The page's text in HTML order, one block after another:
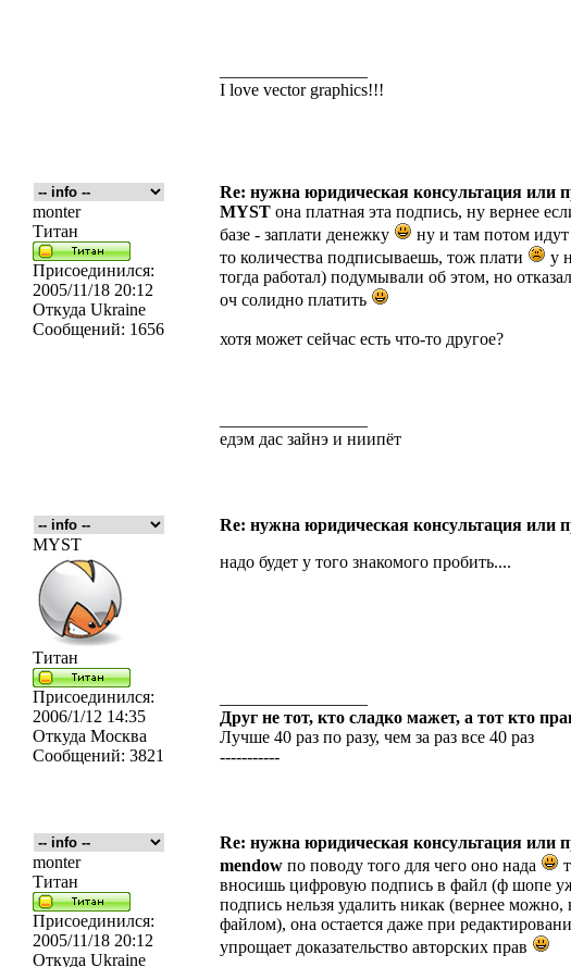
I love vector graphics!!!
Re: нужна юридическая консультация или
monter
Титан
Присоединился:
2005/11/18 20:12
Откуда Ukraine
Сообщений: 1656
MYST она платная эта подпись, ну вернее
базе - заплати денежку
ну и там потом
то количества подписываешь, тож плати
у
тогда работал) подумывали об этом, но
оч солидно платить
хотя может сейчас есть что-то другое?
едэм дас зайнэ и ниипёт
Re: нужна юридическая консультация или
MYST
Титан
Присоединился:
2006/1/12 14:35
Откуда Москва
Сообщений: 3821
надо будет у того знакомого пробить....
Друг не тот, кто сладко мажет, а тот кто
Лучше 40 раз по разу, чем за раз все 40 раз
-----------
Re: нужна юридическая консультация или
monter
Титан
Присоединился:
2005/11/18 20:12
Откуда Ukraine
mendow по поводу того для чего оно нада
вносишь цифровую подпись в файл (ф шопе
подпись нельзя удалить никак (вернее
файлом), она остается даже при
упрощает доказательство авторских прав